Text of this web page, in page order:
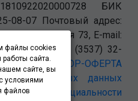
БИК
08-07 Почтовый адрес:
г. Орск-19 а/я 73, E-mail:
МОДЕРАЦИИ (3537) 32-
ДОГОВОР-ОФЕРТА
персональных данных
файлы cookies
сайта.
сайте, вы
условиями
файлов